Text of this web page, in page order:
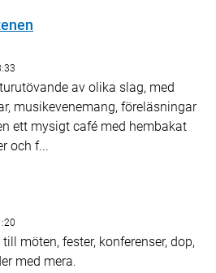
av olika slag, med
musikevenemang, föreläsningar
ett mysigt café med hembakat
och f...
möten, fester, konferenser, dop,
med mera.